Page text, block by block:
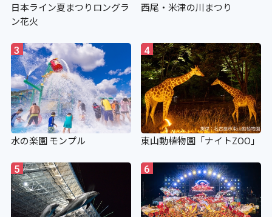
日本ライン夏まつりロングラ
ン花火
西尾・米津の川まつり
3
水の楽園 モンプル
4
東山動植物園「ナイトZOO」
5 6